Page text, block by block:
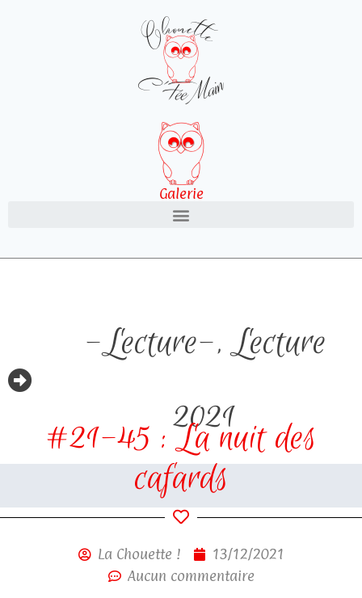
Galerie
-Lecture-,Lecture
2021
#21-45 : La nuit des
cafards
La Chouette !
13/12/2021
Aucun commentaire